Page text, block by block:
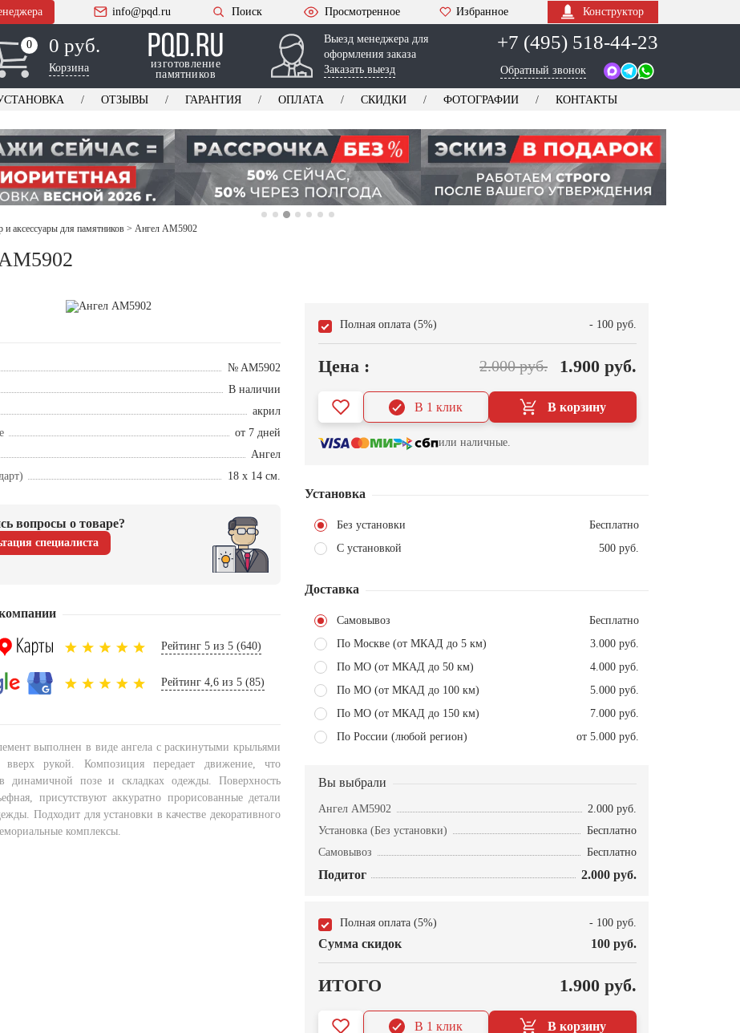
info@pqd.ru Поиск Просмотренное Избранное Конструктор
0
0 0 руб.
Корзина
изготовление
памятников
Выезд менеджера для
оформления заказа
Заказать выезд
+7 (495) 518-44-23
Обратный звонок
ОТЗЫВЫ ГАРАНТИЯ ОПЛАТА СКИДКИ ФОТОГРАФИИ КОНТАКТЫ
и аксессуары для памятников > Ангел AM5902
№ AM5902
В наличии
акрил
от 7 дней
Ангел
18 х 14 см.
вопросы о товаре?
специалиста
Рейтинг 5 из 5 (640)
Рейтинг 4,6 из 5 (85)
выполнен в виде ангела с раскинутыми крыльями
рукой. Композиция передает движение, что
динамичной позе и складках одежды. Поверхность
присутствуют аккуратно прорисованные детали
Подходит для установки в качестве декоративного
комплексы.
Полная оплата (5%) - 100 руб.
Цена : 2.000 руб. 1.900 руб.
В корзину
В 1 клик
или наличные.
Установка
Без установки
Бесплатно
С установкой
500 руб.
Доставка
Самовывоз
Бесплатно
По Москве (от МКАД до 5 км)
3.000 руб.
По МО (от МКАД до 50 км)
4.000 руб.
По МО (от МКАД до 100 км)
5.000 руб.
По МО (от МКАД до 150 км)
7.000 руб.
По России (любой регион)
от 5.000 руб.
Вы выбрали
Ангел AM5902
2.000 руб.
Установка (Без установки)
Бесплатно
Самовывоз
Бесплатно
Подитог 2.000 руб.
Полная оплата (5%) - 100 руб.
Сумма скидок 100 руб.
ИТОГО 1.900 руб.
В корзину
В 1 клик